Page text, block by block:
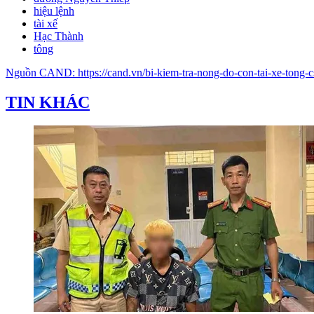
hiệu lệnh
tài xế
Hạc Thành
tông
Nguồn CAND: https://cand.vn/bi-kiem-tra-nong-do-con-tai-xe-tong-
TIN KHÁC